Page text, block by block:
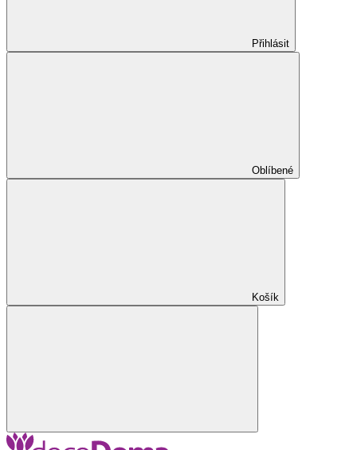
Přihlásit
Oblíbené
Košík